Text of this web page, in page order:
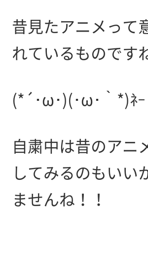
昔見たアニメって
れているものです
(*´･ω･)(･ω･｀*)ﾈｰ
自粛中は昔のアニ
してみるのもいい
ませんね！！